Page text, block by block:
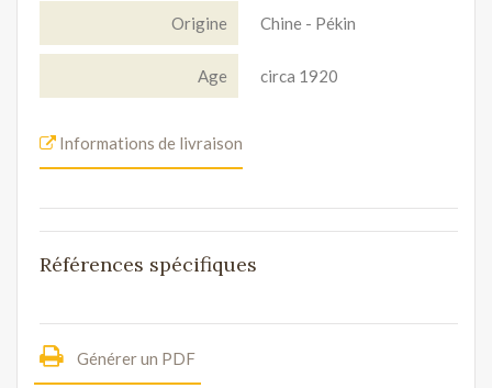
Origine Chine - Pékin
Age circa 1920
Informations de livraison
Références spécifiques
Générer un PDF